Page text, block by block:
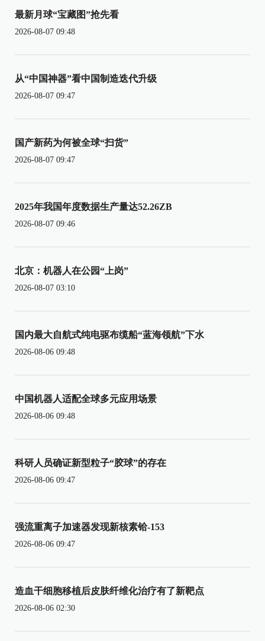
最新月球“宝藏图”抢先看
2026-08-07 09:48
从“中国神器”看中国制造迭代升级
2026-08-07 09:47
国产新药为何被全球“扫货”
2026-08-07 09:47
2025年我国年度数据生产量达52.26ZB
2026-08-07 09:46
北京：机器人在公园“上岗”
2026-08-07 03:10
国内最大自航式纯电驱布缆船“蓝海领航”下水
2026-08-06 09:48
中国机器人适配全球多元应用场景
2026-08-06 09:48
科研人员确证新型粒子“胶球”的存在
2026-08-06 09:47
强流重离子加速器发现新核素铪-153
2026-08-06 09:47
造血干细胞移植后皮肤纤维化治疗有了新靶点
2026-08-06 02:30